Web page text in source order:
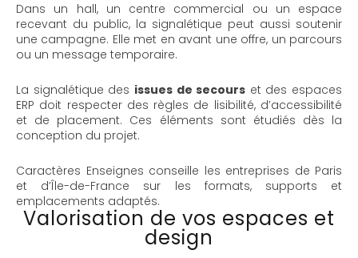
Dans un hall, un centre commercial ou un espace
recevant du public, la signalétique peut aussi soutenir
une campagne. Elle met en avant une offre, un parcours
ou un message temporaire.
La signalétique des issues de secours et des espaces
ERP doit respecter des règles de lisibilité, d’accessibilité
et de placement. Ces éléments sont étudiés dès la
conception du projet.
Caractères Enseignes conseille les entreprises de Paris
et d’Île-de-France sur les formats, supports et
emplacements adaptés.
Valorisation de vos espaces et
design